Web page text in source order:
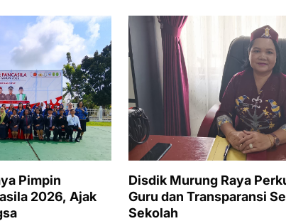
Pimpin
2026, Ajak
Disdik Murung Raya
Guru dan Transparansi
Sekolah